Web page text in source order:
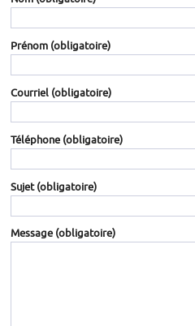
Prénom (obligatoire)
Courriel (obligatoire)
Téléphone (obligatoire)
Sujet(obligatoire)
Message (obligatoire)